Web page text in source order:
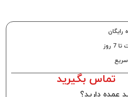
رایگان
7 روز
سریع
تماس بگیرید
عمده دارید؟